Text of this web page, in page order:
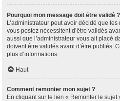
Pourquoi mon message doit être validé ?
L’administrateur peut avoir décidé que
vous postez nécessitent d’être validés
aussi que l’administrateur vous ait placé
doivent être validés avant d’être publiés.
plus d’informations.
Haut
Comment remonter mon sujet ?
En cliquant sur le lien « Remonter le